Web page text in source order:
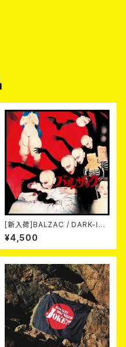
[新入荷]BALZAC / DARK-IS
M -20th Anniversary Comp
ilation- (2CD)
¥4,500